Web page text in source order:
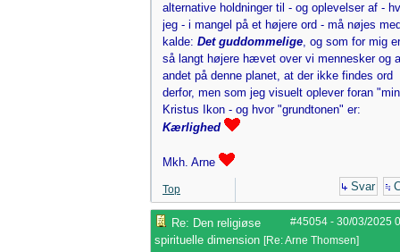
alternative holdninger til - og oplevelser af -
jeg - i mangel på et højere ord - må nøjes
kalde: Det guddommelige, og som for mig er
så langt højere hævet over vi mennesker og
andet på denne planet, at der ikke findes ord
derfor, men som jeg visuelt oplever foran
Kristus Ikon - og hvor "grundtonen" er:
Kærlighed
Mkh. Arne
Top Svar
#45054 - 30/03/2025
Re: Den religiøse
spirituelle dimension [Re: Arne Thomsen]